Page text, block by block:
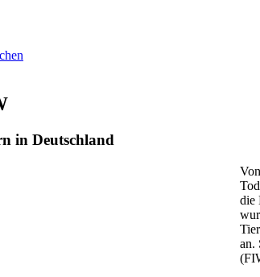
in Deutschland
die
an.